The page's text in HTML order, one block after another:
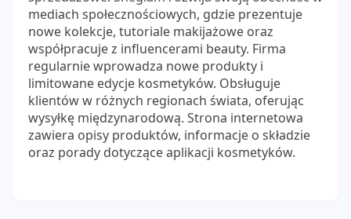
mediach społecznościowych, gdzie prezentuje
nowe kolekcje, tutoriale makijażowe oraz
współpracuje z influencerami beauty. Firma
regularnie wprowadza nowe produkty i
limitowane edycje kosmetyków. Obsługuje
klientów w różnych regionach świata, oferując
wysyłkę międzynarodową. Strona internetowa
zawiera opisy produktów, informacje o składzie
oraz porady dotyczące aplikacji kosmetyków.